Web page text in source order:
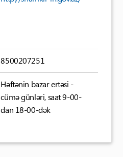
8500207251
Həftənin bazar ertəsi -
cümə günləri, saat 9-00-
dan 18-00-dək